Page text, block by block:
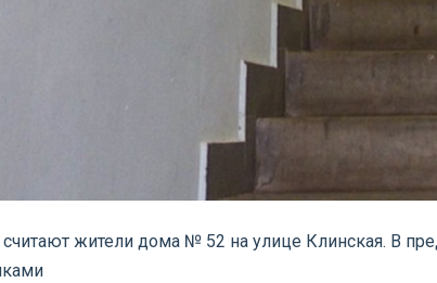
жители дома № 52 на улице Клинская. В